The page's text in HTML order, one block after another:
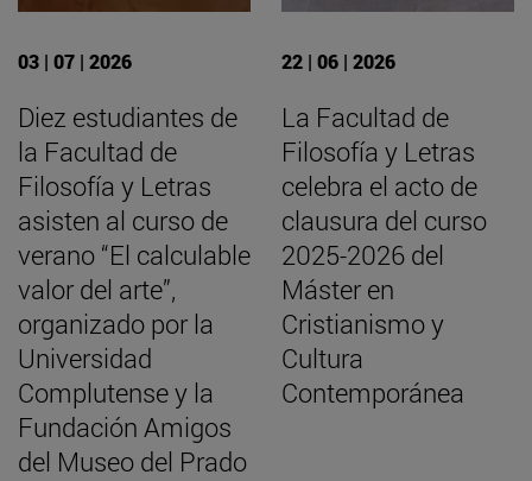
03 | 07 | 2026
Diez estudiantes de
la Facultad de
Filosofía y Letras
asisten al curso de
verano “El calculable
valor del arte”,
organizado por la
Universidad
Complutense y la
Fundación Amigos
del Museo del Prado
22 | 06 | 2026
La Facultad de
Filosofía y Letras
celebra el acto de
clausura del curso
2025-2026 del
Máster en
Cristianismo y
Cultura
Contemporánea